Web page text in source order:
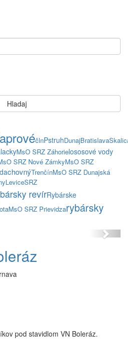
Hladaj
člnPstruhDunajBratislava
MsO SRZ Záhorielososové vody
SRZ Nové ZámkyMsO SRZ
chovnýTrenčínMsO SRZ Dunajská
LeviceSRZ
revírRybárske
MsO SRZ Prievidzarybársky
Next
pod stavidlom VN Boleráz.